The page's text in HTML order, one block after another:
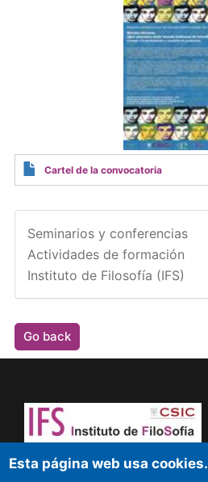
Cartel de la convocatoria
Seminarios y conferencias
Actividades de formación
Instituto de Filosofía (IFS)
Go back
Dare to think! Sapere aude!
Esta página web usa cookies.